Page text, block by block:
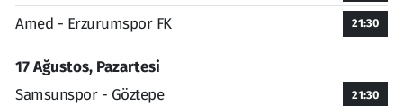
Amed - Erzurumspor FK 21:30
17 Ağustos, Pazartesi
Samsunspor - Göztepe
21:30